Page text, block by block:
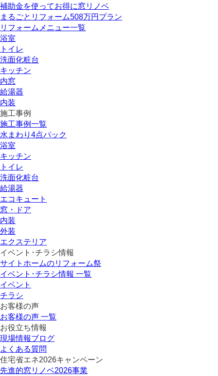
補助金を使ってお得に窓リノベ
まるごとリフォーム508万円プラン
リフォームメニュー一覧
浴室
トイレ
洗面化粧台
キッチン
内窓
給湯器
内装
施工事例
施工事例一覧
水まわり4点パック
浴室
キッチン
トイレ
洗面化粧台
給湯器
エコキュート
窓・ドア
内装
外装
エクステリア
イベント･チラシ情報
サイトホームのリフォーム祭
イベント･チラシ情報 一覧
イベント
チラシ
お客様の声
お客様の声 一覧
お役立ち情報
現場情報ブログ
よくある質問
住宅省エネ2026キャンペーン
先進的窓リノベ2026事業